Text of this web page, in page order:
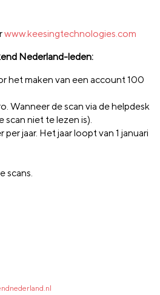
www.keesingtechnologies.com
Nederland-leden:
het maken van een account 100
Wanneer de scan via de helpdesk
scan niet te lezen is).
per jaar. Het jaar loopt van 1 januari
scans.